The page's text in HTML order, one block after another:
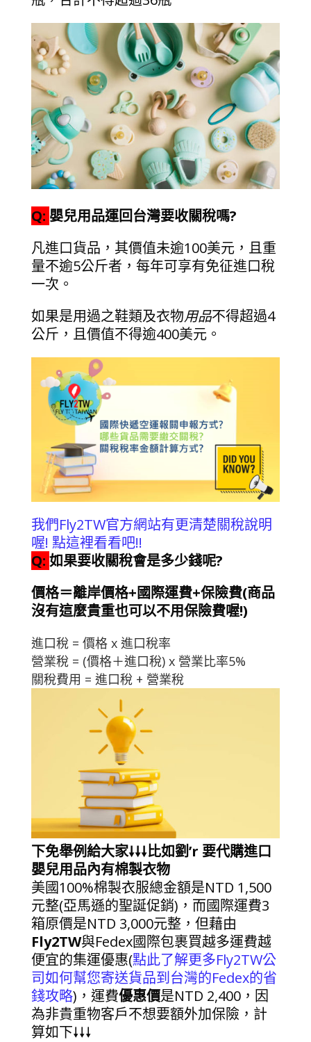
Q: 嬰兒用品運回台灣要收關稅嗎?
凡進口貨品，其價值未逾100美元，且重
量不逾5公斤者，每年可享有免征進口稅
一次。
如果是用過之鞋類及衣物用品不得超過4
公斤，且價值不得逾400美元。
我們Fly2TW官方網站有更清楚關稅說明
喔! 點這裡看看吧!!
Q: 如果要收關稅會是多少錢呢?
價格＝離岸價格+國際運費+保險費(商品
沒有這麼貴重也可以不用保險費喔!)
進口稅 = 價格 x 進口稅率
營業稅 = (價格＋進口稅) x 營業比率5%
關稅費用 = 進口稅 + 營業稅
下免舉例給大家🠗🠗🠗比如劉’r 要代購進口
嬰兒用品內有棉製衣物
美國100%棉製衣服總金額是NTD 1,500
元整(亞馬遜的聖誕促銷)，而國際運費3
箱原價是NTD 3,000元整，但藉由
Fly2TW與Fedex國際包裹買越多運費越
便宜的集運優惠(點此了解更多Fly2TW公
司如何幫您寄送貨品到台灣的Fedex的省
錢攻略)，運費優惠價是NTD 2,400，因
為非貴重物客戶不想要額外加保險，計
算如下🠗🠗🠗